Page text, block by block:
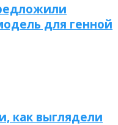
для генной
как выглядели